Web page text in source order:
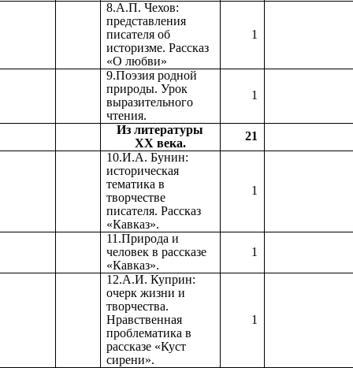
8.А.П. Чехов:
представления
писателя об
историзме. Рассказ
«О любви»
1
9.Поэзия родной
природы. Урок
выразительного
чтения.
1
Из литературы
ХХ века.
21
10.И.А. Бунин:
историческая
тематика в
творчестве
писателя. Рассказ
«Кавказ».
1
11.Природа и
человек в рассказе
«Кавказ».
1
12.А.И. Куприн:
очерк жизни и
творчества.
Нравственная
проблематика в
рассказе «Куст
сирени».
1